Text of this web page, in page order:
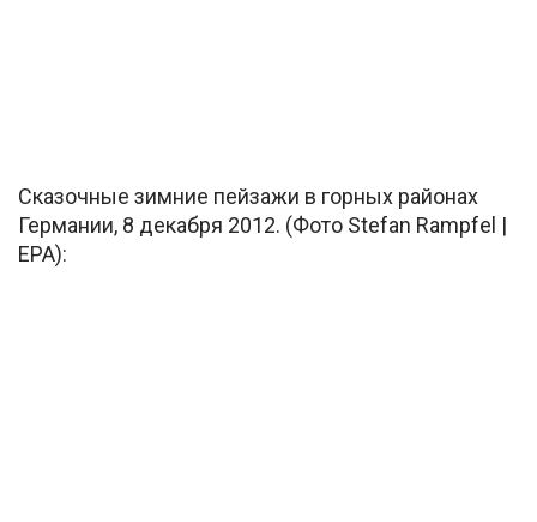
Сказочные зимние пейзажи в горных районах
Германии, 8 декабря 2012. (Фото Stefan Rampfel |
EPA):